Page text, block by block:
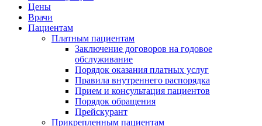
Цены
Врачи
Пациентам
Платным пациентам
Заключение договоров на годовое
обслуживание
Порядок оказания платных услуг
Правила внутреннего распорядка
Прием и консультация пациентов
Порядок обращения
Прейскурант
Прикрепленным пациентам